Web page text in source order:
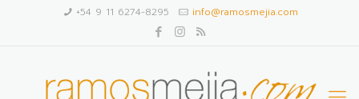
+54 9 11 6274-8295 info@ramosmejia.com